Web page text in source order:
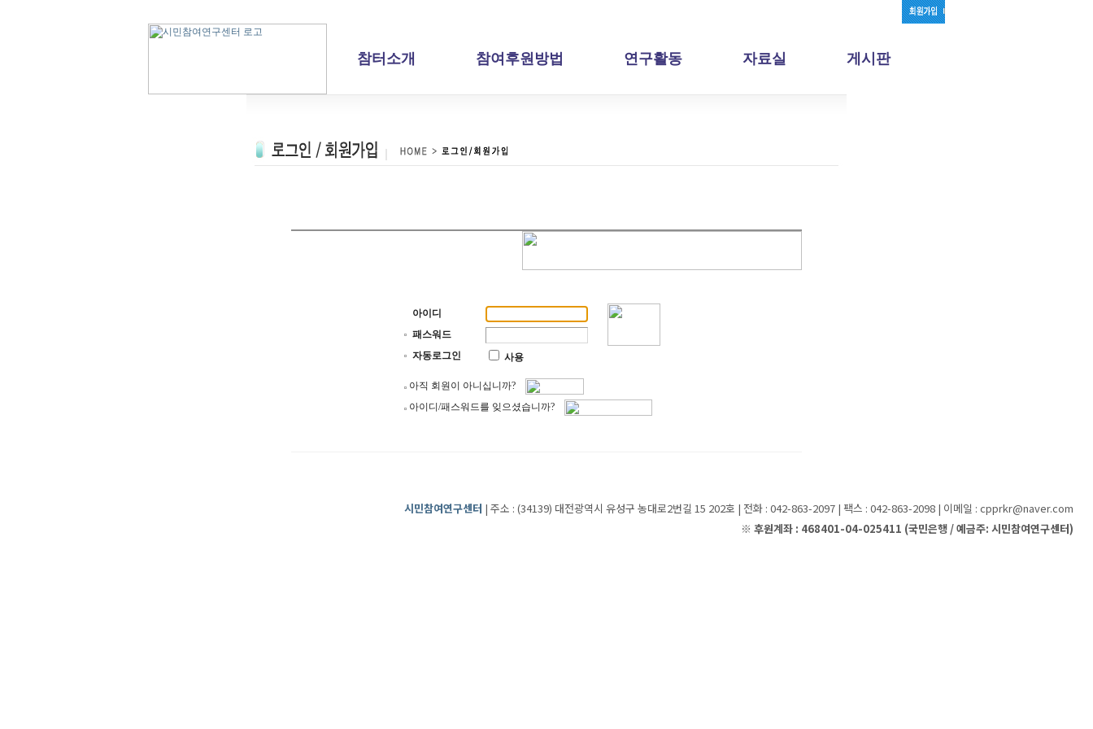
참터소개 참여후원방법 연구활동 자료실 게시판
아이디
패스워드
자동로그인
사용
아직 회원이 아니십니까?
아이디/패스워드를 잊으셨습니까?
시민참여연구센터 | 주소 : (34139) 대전광역시 유성구 농대로2번길 15 202호 | 전화 : 042-863-2097 | 팩스 : 042-863-2098 | 이메일 : cpprkr@naver.com
※ 후원계좌 : 468401-04-025411 (국민은행 / 예금주: 시민참여연구센터)